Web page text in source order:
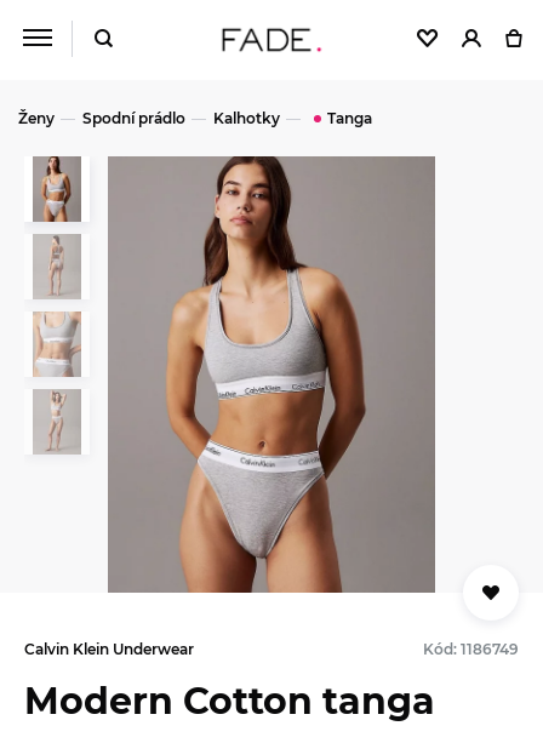
Ženy Spodní prádlo Kalhotky Tanga
Calvin Klein Underwear Kód: 1186749
Modern Cotton tanga